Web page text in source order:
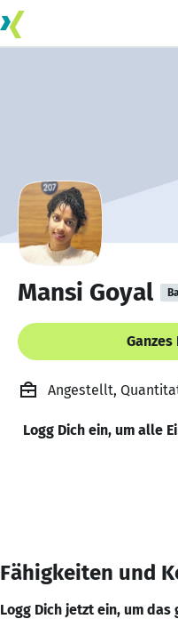
Mansi Goyal
Angestellt,
Logg Dich ein, um alle
Fähigkeiten und
Logg Dich jetzt ein, um das